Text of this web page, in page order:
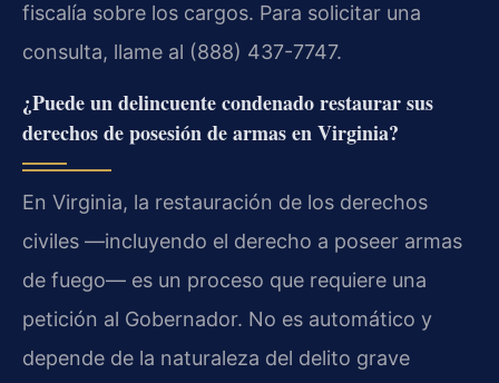
fiscalía sobre los cargos. Para solicitar una
consulta, llame al (888) 437-7747.
¿Puede un delincuente condenado restaurar sus
derechos de posesión de armas en Virginia?
En Virginia, la restauración de los derechos
civiles —incluyendo el derecho a poseer armas
de fuego— es un proceso que requiere una
petición al Gobernador. No es automático y
depende de la naturaleza del delito grave